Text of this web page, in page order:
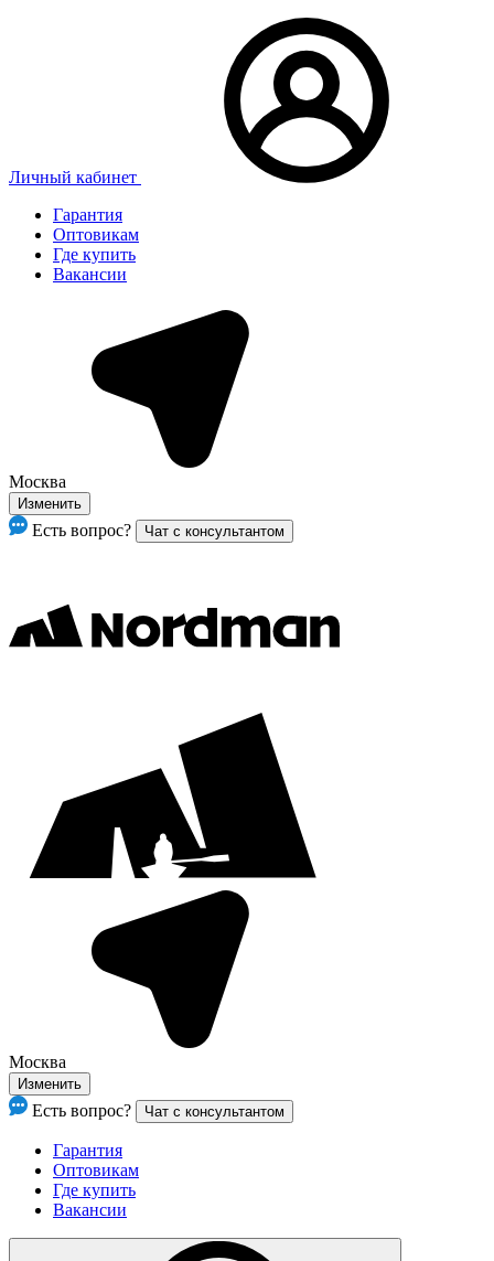
Личный кабинет
Гарантия
Оптовикам
Где купить
Вакансии
Москва
Изменить
Есть вопрос? Чат с консультантом
Москва
Изменить
Есть вопрос? Чат с консультантом
Гарантия
Оптовикам
Где купить
Вакансии